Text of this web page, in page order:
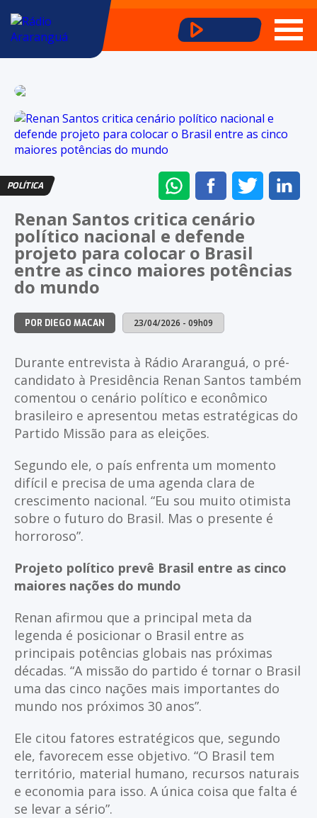
POLÍTICA
ENVIAR
NO
WHATSAPP
COMPARTILHAR
NO
FACEBOOK
NO
Renan Santos critica cenário
político nacional e defende
projeto para colocar o Brasil
entre as cinco maiores potências
do mundo
POR DIEGO MACAN 23/04/2026 - 09h09
Durante entrevista à Rádio Araranguá, o pré-
candidato à Presidência Renan Santos também
comentou o cenário político e econômico
brasileiro e apresentou metas estratégicas do
Partido Missão para as eleições.
Segundo ele, o país enfrenta um momento
difícil e precisa de uma agenda clara de
crescimento nacional. “Eu sou muito otimista
sobre o futuro do Brasil. Mas o presente é
horroroso”.
Projeto político prevê Brasil entre as cinco
maiores nações do mundo
Renan afirmou que a principal meta da
legenda é posicionar o Brasil entre as
principais potências globais nas próximas
décadas. “A missão do partido é tornar o Brasil
uma das cinco nações mais importantes do
mundo nos próximos 30 anos”.
Ele citou fatores estratégicos que, segundo
ele, favorecem esse objetivo. “O Brasil tem
território, material humano, recursos naturais
e economia para isso. A única coisa que falta é
se levar a sério”.